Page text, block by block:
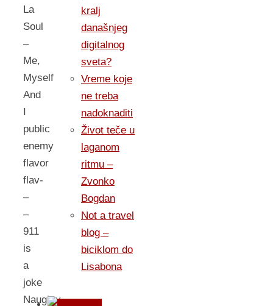
La
Soul
–
Me,
Myself
And
I
public
enemy
flavor
flav-
–
–
911
is
a
joke
Naughty
kralj
današnjeg
digitalnog
sveta?
Vreme koje
ne treba
nadoknaditi
Život teče u
laganom
ritmu –
Zvonko
Bogdan
Not a travel
blog –
biciklom do
Lisabona